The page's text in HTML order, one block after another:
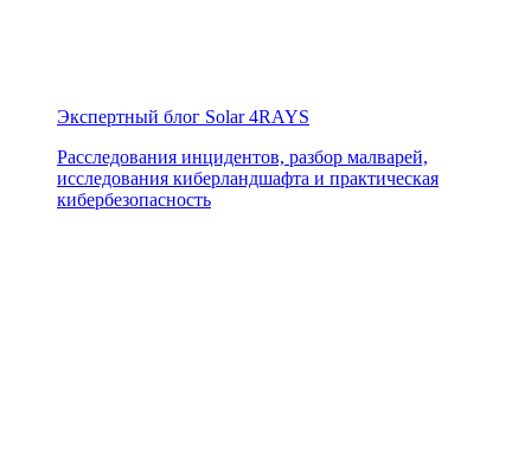
Экспертный блог Solar 4RAYS
Расследования инцидентов, разбор малварей,
исследования киберландшафта и практическая
кибербезопасность